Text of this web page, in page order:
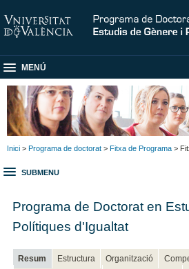
MENÚ
Inici > Programa de doctorat > Fitxa de Programa >
SUBMENU
Programa de Doctorat en
Polítiques d'Igualtat
Resum Estructura Organització